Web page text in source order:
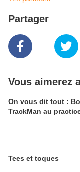
Partager
Vous aimerez
On vous dit tout :
TrackMan au
Tees et toques